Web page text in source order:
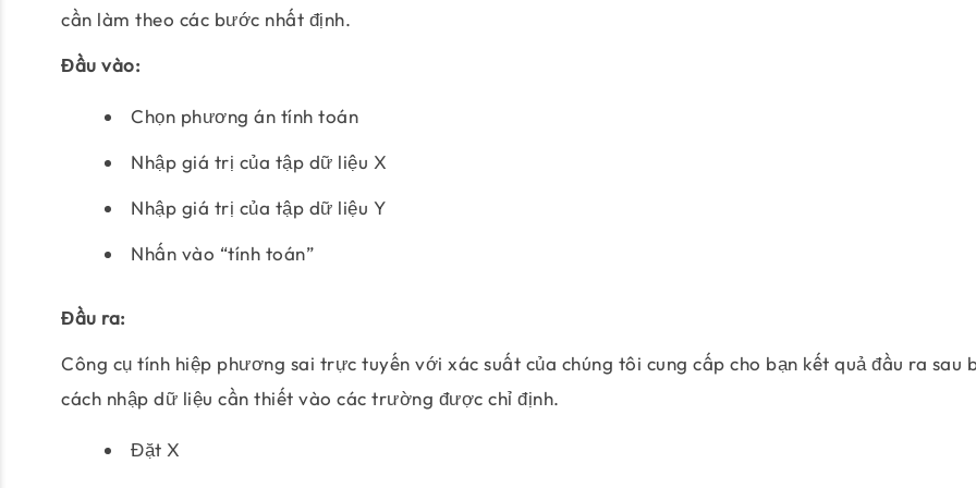
cần làm theo các bước nhất định.
Đầu vào:
Chọn phương án tính toán
Nhập giá trị của tập dữ liệu X
Nhập giá trị của tập dữ liệu Y
Nhấn vào “tính toán”
Đầu ra:
Công cụ tính hiệp phương sai trực tuyến với xác suất của chúng tôi cung cấp cho bạn kết quả đầu ra sau
cách nhập dữ liệu cần thiết vào các trường được chỉ định.
Đặt X